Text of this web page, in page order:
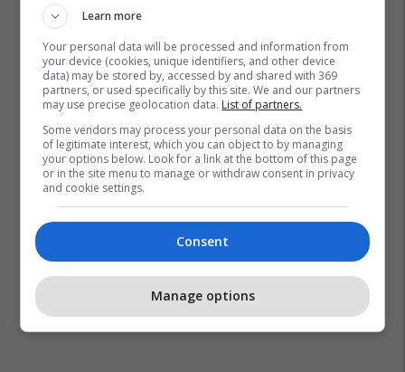
Learn more
Your personal data will be processed and information from
your device (cookies, unique identifiers, and other device
data) may be stored by, accessed by and shared with 369
partners, or used specifically by this site. We and our partners
may use precise geolocation data. List of partners.
Some vendors may process your personal data on the basis
of legitimate interest, which you can object to by managing
your options below. Look for a link at the bottom of this page
or in the site menu to manage or withdraw consent in privacy
and cookie settings.
Consent
Manage options